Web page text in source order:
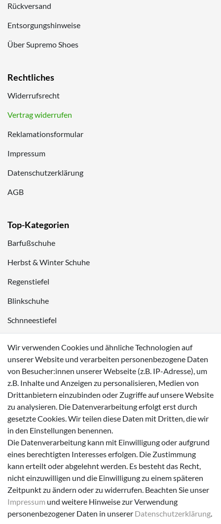
Rückversand
Entsorgungshinweise
Über Supremo Shoes
Rechtliches
Widerrufsrecht
Vertrag widerrufen
Reklamationsformular
Impressum
Datenschutzerklärung
AGB
Top-Kategorien
Barfußschuhe
Herbst & Winter Schuhe
Regenstiefel
Blinkschuhe
Schnneestiefel
Sneaker
Zahlungsmöglichkeiten
Versanddienstleister
Wir verwenden Cookies und ähnliche Technologien auf
unserer Website und verarbeiten personenbezogene Daten
von Besucher:innen unserer Webseite (z.B. IP-Adresse), um
z.B. Inhalte und Anzeigen zu personalisieren, Medien von
Drittanbietern einzubinden oder Zugriffe auf unsere Website
zu analysieren. Die Datenverarbeitung erfolgt erst durch
gesetzte Cookies. Wir teilen diese Daten mit Dritten, die wir
in den Einstellungen benennen.
Die Datenverarbeitung kann mit Einwilligung oder aufgrund
eines berechtigten Interesses erfolgen. Die Zustimmung
kann erteilt oder abgelehnt werden. Es besteht das Recht,
nicht einzuwilligen und die Einwilligung zu einem späteren
Zeitpunkt zu ändern oder zu widerrufen. Beachten Sie unser
Impressum und weitere Hinweise zur Verwendung
personenbezogener Daten in unserer Daten­schutz­erklärung.